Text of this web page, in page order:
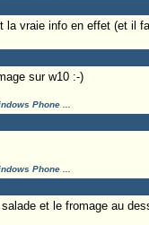
vraie info en effet (et il
sur w10 :-)
Phone...
Phone...
et le fromage au